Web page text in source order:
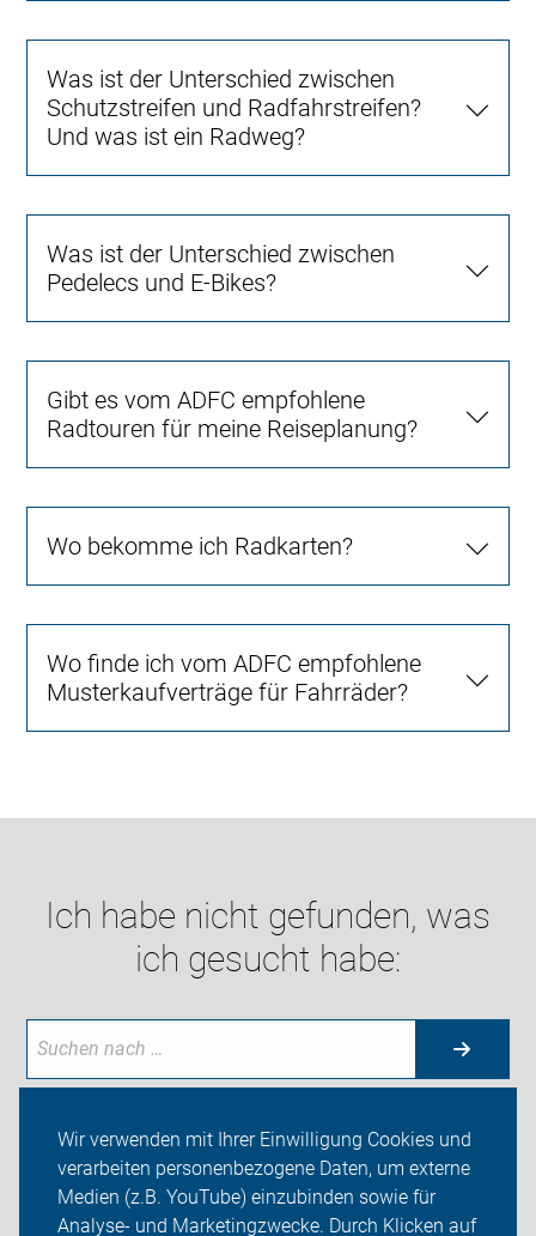
Wir verwenden mit Ihrer Einwilligung Cookies und
verarbeiten personenbezogene Daten, um externe
Medien (z.B. YouTube) einzubinden sowie für
Analyse- und Marketingzwecke. Durch Klicken auf
Was ist der Unterschied zwischen
Schutzstreifen und Radfahrstreifen?
Und was ist ein Radweg?
Was ist der Unterschied zwischen
Pedelecs und E-Bikes?
Gibt es vom ADFC empfohlene
Radtouren für meine Reiseplanung?
Wo bekomme ich Radkarten?
Wo finde ich vom ADFC empfohlene
Musterkaufverträge für Fahrräder?
Ich habe nicht gefunden, was
ich gesucht habe:
Neuigkeiten
ADFC Radebeul